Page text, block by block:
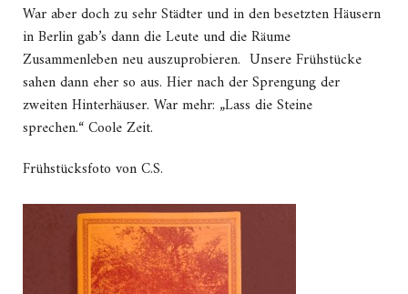
War aber doch zu sehr Städter und in den besetzten Häusern
in Berlin gab’s dann die Leute und die Räume
Zusammenleben neu auszuprobieren. Unsere Frühstücke
sahen dann eher so aus. Hier nach der Sprengung der
zweiten Hinterhäuser. War mehr: „Lass die Steine
sprechen.“ Coole Zeit.
Frühstücksfoto von C.S.